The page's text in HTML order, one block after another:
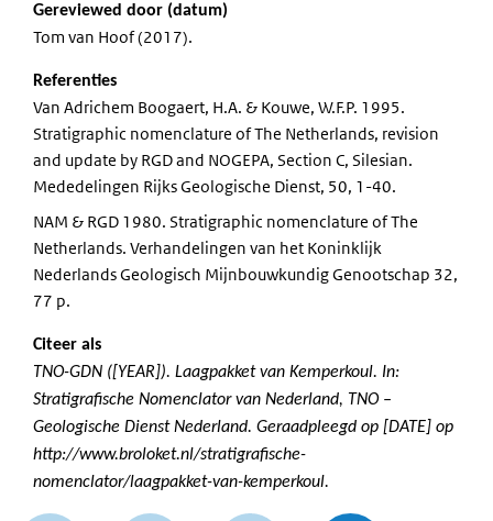
Gereviewed door (datum)
Tom van Hoof (2017).
Referenties
Van Adrichem Boogaert, H.A. & Kouwe, W.F.P. 1995.
Stratigraphic nomenclature of The Netherlands, revision
and update by RGD and NOGEPA, Section C, Silesian.
Mededelingen Rijks Geologische Dienst, 50, 1-40.
NAM & RGD 1980. Stratigraphic nomenclature of The
Netherlands. Verhandelingen van het Koninklijk
Nederlands Geologisch Mijnbouwkundig Genootschap 32,
77 p.
Citeer als
TNO-GDN ([YEAR]). Laagpakket van Kemperkoul. In:
Stratigrafische Nomenclator van Nederland, TNO –
Geologische Dienst Nederland. Geraadpleegd op [DATE] op
http://www.broloket.nl/stratigrafische-
nomenclator/laagpakket-van-kemperkoul.